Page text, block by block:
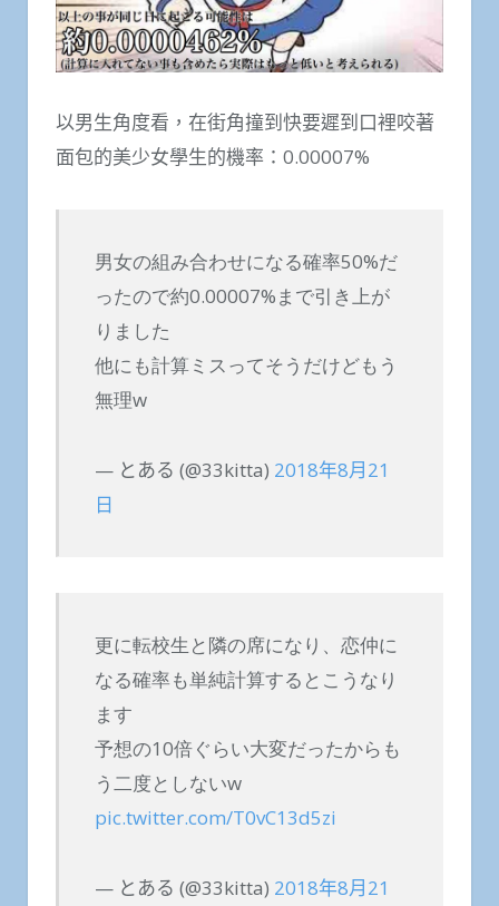
以男生角度看，在街角撞到快要遲到口裡咬著
面包的美少女學生的機率：0.00007%
男女の組み合わせになる確率50%だ
ったので約0.00007%まで引き上が
りました
他にも計算ミスってそうだけどもう
無理w
— とある (@33kitta) 2018年8月21
日
更に転校生と隣の席になり、恋仲に
なる確率も単純計算するとこうなり
ます
予想の10倍ぐらい大変だったからも
う二度としないw
pic.twitter.com/T0vC13d5zi
— とある (@33kitta) 2018年8月21